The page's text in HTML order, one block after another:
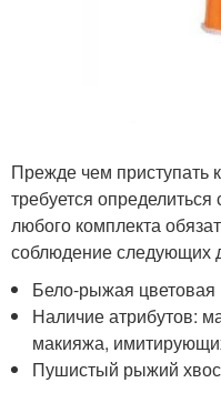
Прежде чем приступать
требуется
любого комплекта
соблюдение следующих
Бело-рыжая цветовая
Наличие атрибутов:
макияжа,
Пушистый рыжий